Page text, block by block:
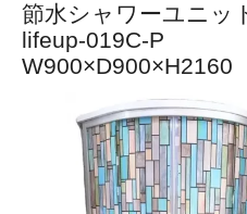
節水シャワーユニッ
lifeup-019C-P
W900×D900×H2160